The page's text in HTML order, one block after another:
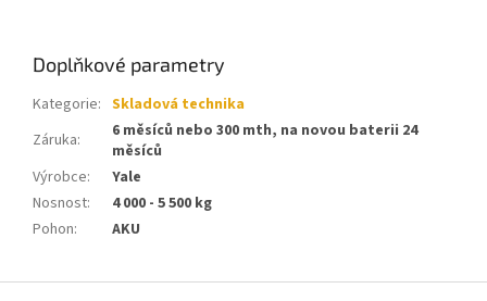
Doplňkové parametry
Kategorie: Skladová technika
Záruka:
6 měsíců nebo 300 mth, na novou baterii 24
měsíců
Výrobce:
Yale
Nosnost:
4 000 - 5 500 kg
Pohon: AKU